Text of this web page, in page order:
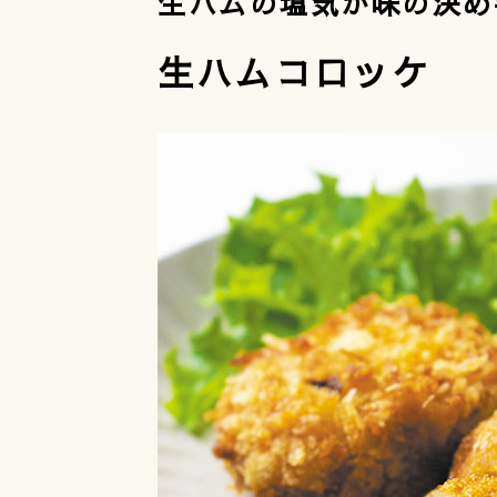
生ハムコロッケ